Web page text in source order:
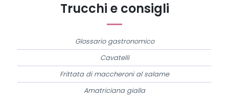
Trucchi e consigli
Glossario gastronomico
Cavatelli
Frittata di maccheroni al salame
Amatriciana gialla